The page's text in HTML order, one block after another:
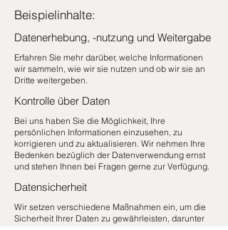
Beispielinhalte:
Datenerhebung, -nutzung und Weitergabe
Erfahren Sie mehr darüber, welche Informationen
wir sammeln, wie wir sie nutzen und ob wir sie an
Dritte weitergeben.
Kontrolle über Daten
Bei uns haben Sie die Möglichkeit, Ihre
persönlichen Informationen einzusehen, zu
korrigieren und zu aktualisieren. Wir nehmen Ihre
Bedenken bezüglich der Datenverwendung ernst
und stehen Ihnen bei Fragen gerne zur Verfügung.
Datensicherheit
Wir setzen verschiedene Maßnahmen ein, um die
Sicherheit Ihrer Daten zu gewährleisten, darunter